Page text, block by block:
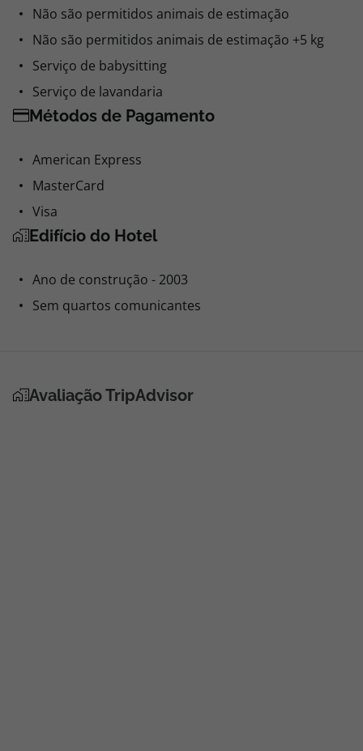
Não são permitidos animais de estimação
Não são permitidos animais de estimação +5 kg
Serviço de babysitting
Serviço de lavandaria
Métodos de Pagamento
American Express
MasterCard
Visa
Edifício do Hotel
Ano de construção - 2003
Sem quartos comunicantes
Avaliação TripAdvisor